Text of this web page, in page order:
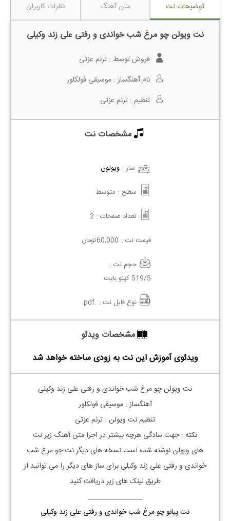
توضیحات نت متن آهنگ نظرات کاربران
نت ویولن چو مرغ شب خواندی و رفتی علی زند وکیلی
فروش توسط : ترنم عزتی
نام آهنگساز : موسیقی فولکلور
تنظیم : ترنم عزتی
مشخصات نت
ساز : ویولون
سطح : متوسط
تعداد صفحات : 2
قیمت نت : 60,000تومان
حجم نت :
519/5 کیلو بایت
نوع فایل نت : .pdf
مشخصات ویدئو
ویدئوی آموزش این نت به زودی ساخته خواهد شد
نت ویولنچو مرغ شب خواندی و رفتی علی زند وکیلی
آهنگساز : موسیقی فولکلور
تنظیم نت ویولن : ترنم عزتی
نکته : جهت سادگی هرچه بیشتر در اجرا متن آهنگ زیر نت
های ویولننوشته شده است نسخه های دیگر نتچو مرغ شب
خواندی و رفتی علی زند وکیلی برای ساز های دیگر را می توانید از
طریق لینک های زیر دریافت کنید
_______________
نت پیانو چو مرغ شب خواندی و رفتی علی زند وکیلی